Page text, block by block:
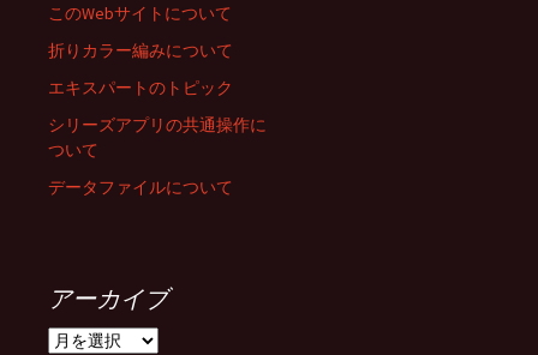
このWebサイトについて
折りカラー編みについて
エキスパートのトピック
シリーズアプリの共通操作に
ついて
データファイルについて
アーカイブ
ア